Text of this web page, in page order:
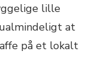
lille
at
på et lokalt